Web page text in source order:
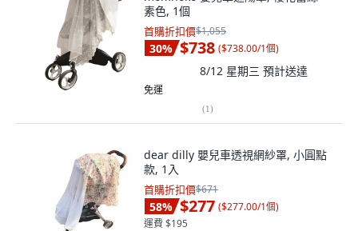
素色, 1個
首購折扣價$1,055
30% $738 ($738.00/1個)
8/12 星期三 預計送達
免運
(1)
dear dilly 嬰兒車透視網紗罩, 小圓點
款, 1入
首購折扣價$671
58% $277 ($277.00/1個)
運費 $195